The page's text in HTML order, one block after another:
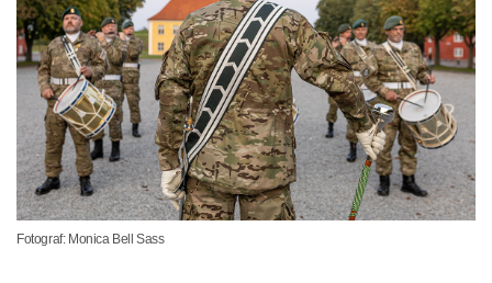
Fotograf: Monica Bell Sass